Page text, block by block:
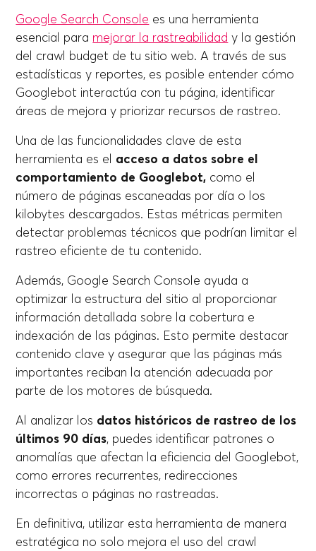
Google Search Console es una herramienta
esencial para mejorar la rastreabilidad y la gestión
del crawl budget de tu sitio web. A través de sus
estadísticas y reportes, es posible entender cómo
Googlebot interactúa con tu página, identificar
áreas de mejora y priorizar recursos de rastreo.
Una de las funcionalidades clave de esta
herramienta es el acceso a datos sobre el
comportamiento de Googlebot, como el
número de páginas escaneadas por día o los
kilobytes descargados. Estas métricas permiten
detectar problemas técnicos que podrían limitar el
rastreo eficiente de tu contenido.
Además, Google Search Console ayuda a
optimizar la estructura del sitio al proporcionar
información detallada sobre la cobertura e
indexación de las páginas. Esto permite destacar
contenido clave y asegurar que las páginas más
importantes reciban la atención adecuada por
parte de los motores de búsqueda.
Al analizar los datos históricos de rastreo de los
últimos 90 días, puedes identificar patrones o
anomalías que afectan la eficiencia del Googlebot,
como errores recurrentes, redirecciones
incorrectas o páginas no rastreadas.
En definitiva, utilizar esta herramienta de manera
estratégica no solo mejora el uso del crawl